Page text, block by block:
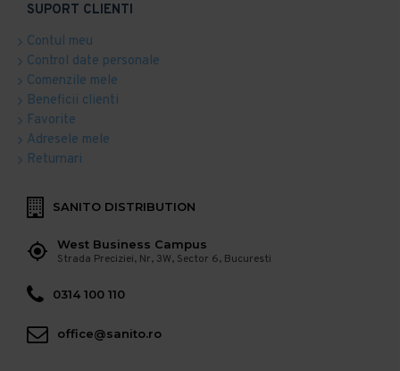
SUPORT CLIENTI
Contul meu
Control date personale
Comenzile mele
Beneficii clienti
Favorite
Adresele mele
Returnari
SANITO DISTRIBUTION
West Business Campus
Strada Preciziei, Nr, 3W, Sector 6, Bucuresti
0314 100 110
office@sanito.ro